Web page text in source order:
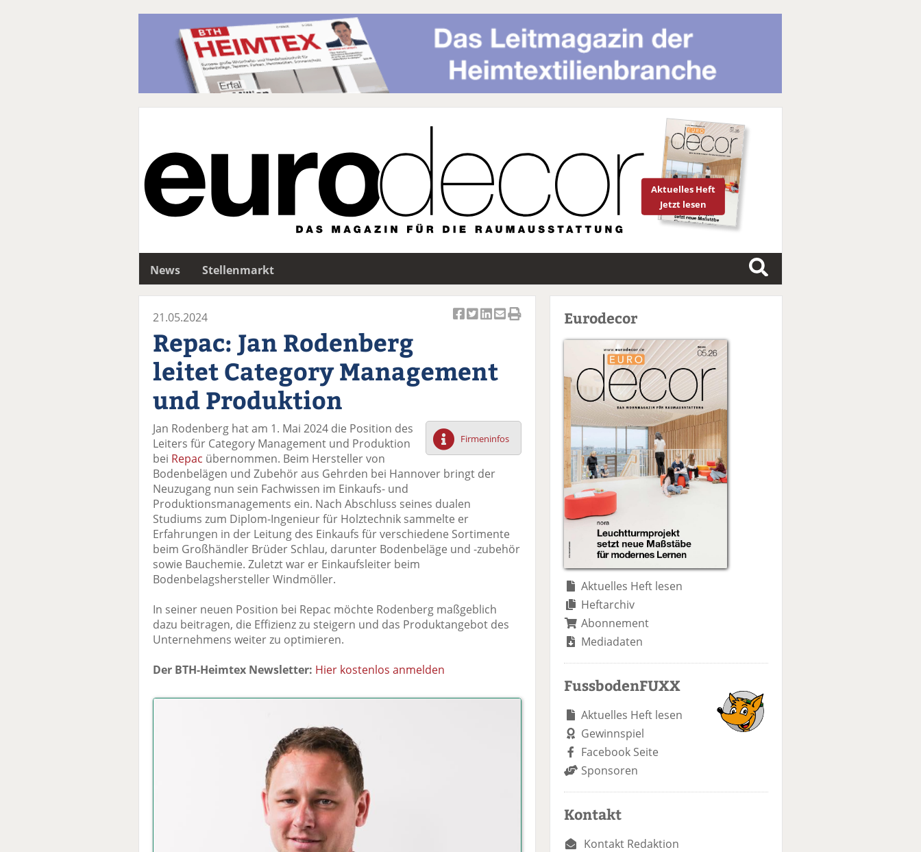
Aktuelles Heft
Jetzt lesen
News
Stellenmarkt
S
u
el
F
ac
e
o
o
k
te
il
e
el
tt
er
el
Li
n
e
di
e
n
el
E
m
d
e
ck
e
21.05.2024
Repac: Jan Rodenberg
leitet Category Management
und Produktion
Firmeninfos
Jan Rodenberg hat am 1. Mai 2024 die Position des
Leiters für Category Management und Produktion
bei Repac übernommen. Beim Hersteller von
Bodenbelägen und Zubehör aus Gehrden bei Hannover bringt der
Neuzugang nun sein Fachwissen im Einkaufs- und
Produktionsmanagements ein. Nach Abschluss seines dualen
Studiums zum Diplom-Ingenieur für Holztechnik sammelte er
Erfahrungen in der Leitung des Einkaufs für verschiedene Sortimente
beim Großhändler Brüder Schlau, darunter Bodenbeläge und -zubehör
sowie Bauchemie. Zuletzt war er Einkaufsleiter beim
Bodenbelagshersteller Windmöller.
In seiner neuen Position bei Repac möchte Rodenberg maßgeblich
dazu beitragen, die Effizienz zu steigern und das Produktangebot des
Unternehmens weiter zu optimieren.
Der BTH-Heimtex Newsletter: Hier kostenlos anmelden
Eurodecor
Aktuelles Heft lesen
Heftarchiv
Abonnement
Mediadaten
FussbodenFUXX
Aktuelles Heft lesen
Gewinnspiel
Facebook Seite
Sponsoren
Kontakt
Kontakt Redaktion